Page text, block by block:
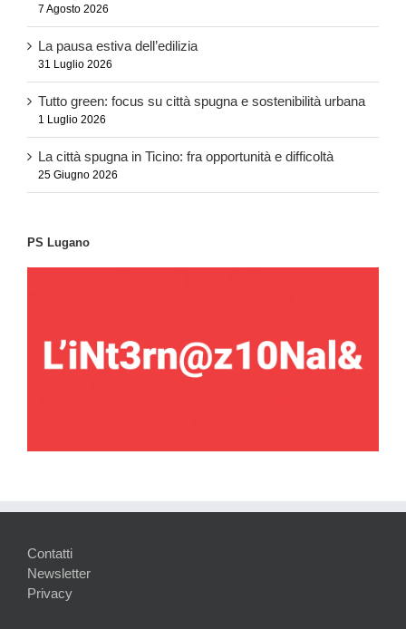
7 Agosto 2026
La pausa estiva dell’edilizia
31 Luglio 2026
Tutto green: focus su città spugna e sostenibilità urbana
1 Luglio 2026
La città spugna in Ticino: fra opportunità e difficoltà
25 Giugno 2026
PS Lugano
Contatti
Newsletter
Privacy